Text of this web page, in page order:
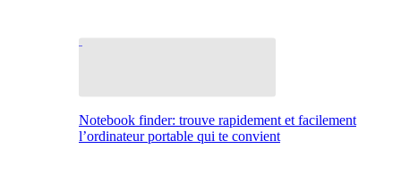
Notebook finder: trouve rapidement et facilement
l’ordinateur portable qui te convient